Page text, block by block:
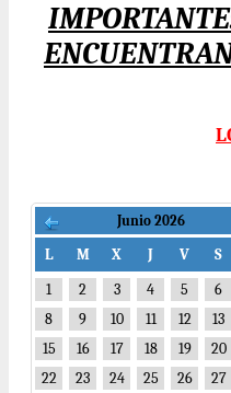
Junio 2026
L M X J V S
1
2 3 4 5 6
8
9 10 11 12 13
15
16 17 18 19 20
22
23 24 25 26 27